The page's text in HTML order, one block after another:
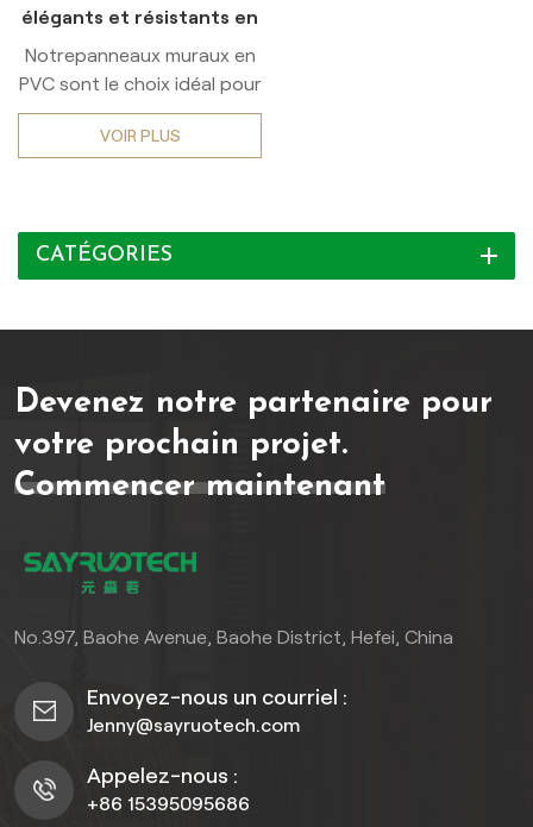
élégants et résistants en
PVC pour extérieur
moderne
Notrepanneaux muraux en
PVC sont le choix idéal pour
une décoration extérieure
moderne. Fabriquées avec
élégantetperformance
durableCes panneaux sont
et commerciaux. Que vous
souhaitiez rafraîchir un
salon ou embellir un espace
commercial, nos panneaux
de modernité.
VOIR PLUS
CATÉGORIES
Devenez notre partenaire pour
votre prochain projet.
Commencer maintenant
No.397, Baohe Avenue, Baohe District, Hefei, China
Envoyez-nous un courriel :
Jenny@sayruotech.com
Appelez-nous :
+86 15395095686